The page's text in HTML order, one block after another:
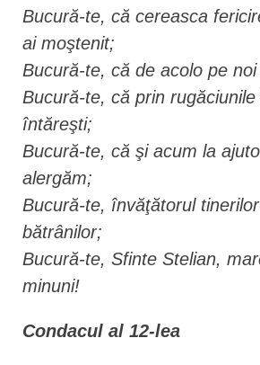
Bucură-te, că cereasca
ai moştenit;
Bucură-te, că de acolo pe
Bucură-te, că prin
întăreşti;
Bucură-te, că şi acum la
alergăm;
Bucură-te, învăţătorul
bătrânilor;
Bucură-te, Sfinte Stelian,
minuni!
Condacul al 12-lea